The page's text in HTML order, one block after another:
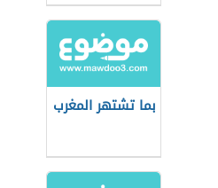
بما تشتهر المغرب